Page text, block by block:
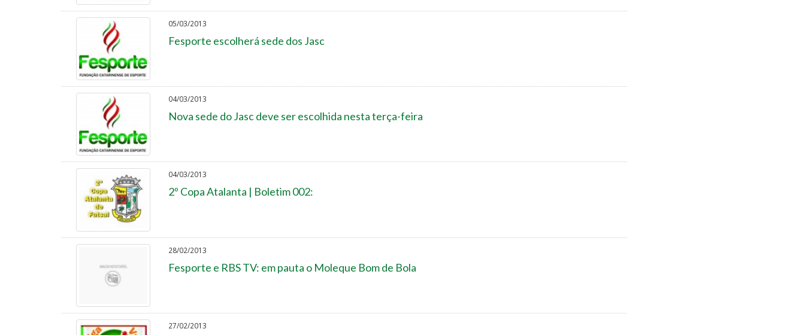
05/03/2013
Fesporte escolherá sede dos Jasc
04/03/2013
Nova sede do Jasc deve ser escolhida nesta terça-feira
04/03/2013
2º Copa Atalanta | Boletim 002:
28/02/2013
Fesporte e RBS TV: em pauta o Moleque Bom de Bola
27/02/2013